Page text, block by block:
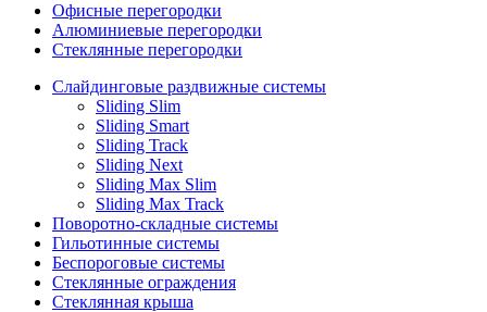
Офисные перегородки
Алюминиевые перегородки
Стеклянные перегородки
Слайдинговые раздвижные системы
Sliding Slim
Sliding Smart
Sliding Track
Sliding Next
Sliding Max Slim
Sliding Max Track
Поворотно-складные системы
Гильотинные системы
Беспороговые системы
Стеклянные ограждения
Стеклянная крыша